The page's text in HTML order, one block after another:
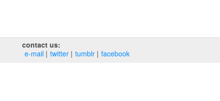
contact us:
e‑mail
twitter tumblr facebook